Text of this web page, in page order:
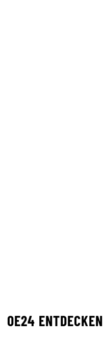
OE24 ENTDECKEN